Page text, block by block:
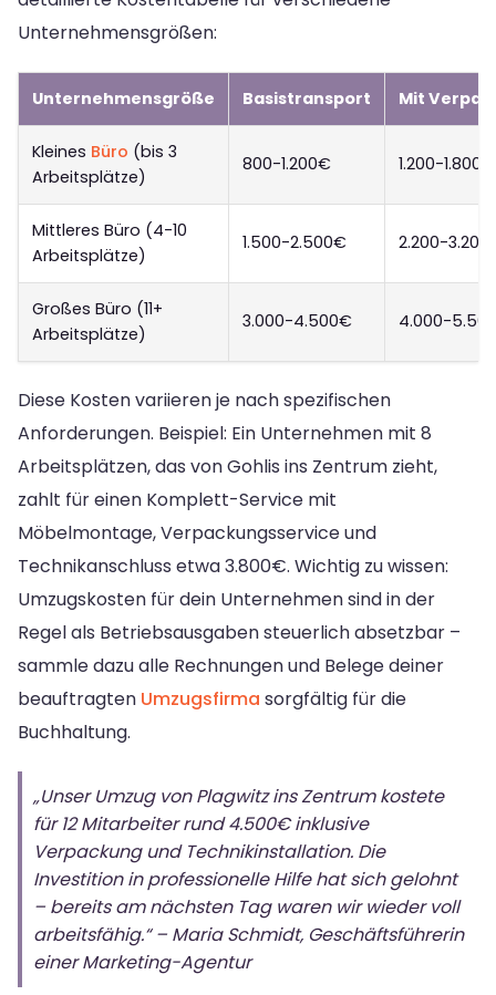
Unternehmensgrößen:
Unternehmensgröße Basistransport Mit
Kleines Büro (bis 3
Arbeitsplätze)
800-1.200€ 1.200-1.800€
Mittleres Büro (4-10
Arbeitsplätze)
1.500-2.500€ 2.200-
Großes Büro (11+
Arbeitsplätze)
3.000-4.500€ 4.000-
Diese Kosten variieren je nach spezifischen
Anforderungen. Beispiel: Ein Unternehmen mit 8
Arbeitsplätzen, das von Gohlis ins Zentrum zieht,
zahlt für einen Komplett-Service mit
Möbelmontage, Verpackungsservice und
Technikanschluss etwa 3.800€. Wichtig zu wissen:
Umzugskosten für dein Unternehmen sind in der
Regel als Betriebsausgaben steuerlich absetzbar –
sammle dazu alle Rechnungen und Belege deiner
beauftragten Umzugsfirma sorgfältig für die
Buchhaltung.
„Unser Umzug von Plagwitz ins Zentrum kostete
für 12 Mitarbeiter rund 4.500€ inklusive
Verpackung und Technikinstallation. Die
Investition in professionelle Hilfe hat sich gelohnt
– bereits am nächsten Tag waren wir wieder voll
arbeitsfähig.“ – Maria Schmidt, Geschäftsführerin
einer Marketing-Agentur